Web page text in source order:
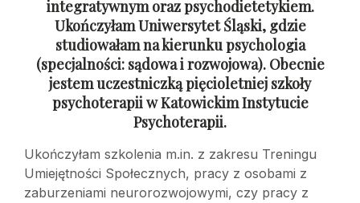
integratywnym oraz psychodietetykiem.
Ukończyłam Uniwersytet Śląski, gdzie
studiowałam na kierunku psychologia
(specjalności: sądowai rozwojowa). Obecnie
jestem uczestniczką pięcioletniej szkoły
psychoterapiiw Katowickim Instytucie
Psychoterapii.
Ukończyłam szkolenia m.in. z zakresu Treningu
Umiejętności Społecznych, pracy z osobami z
zaburzeniami neurorozwojowymi, czy pracy z